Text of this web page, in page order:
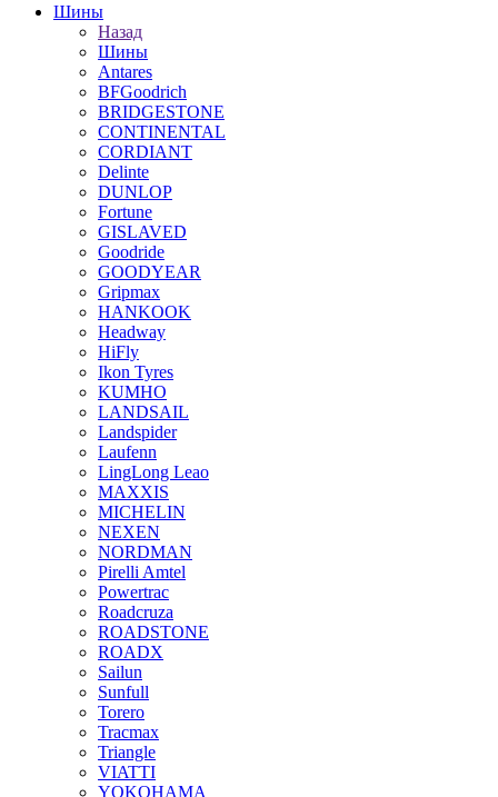
Шины
Назад
Шины
Antares
BFGoodrich
BRIDGESTONE
CONTINENTAL
CORDIANT
Delinte
DUNLOP
Fortune
GISLAVED
Goodride
GOODYEAR
Gripmax
HANKOOK
Headway
HiFly
Ikon Tyres
KUMHO
LANDSAIL
Landspider
Laufenn
LingLong Leao
MAXXIS
MICHELIN
NEXEN
NORDMAN
Pirelli Amtel
Powertrac
Roadcruza
ROADSTONE
ROADX
Sailun
Sunfull
Torero
Tracmax
Triangle
VIATTI
YOKOHAMA